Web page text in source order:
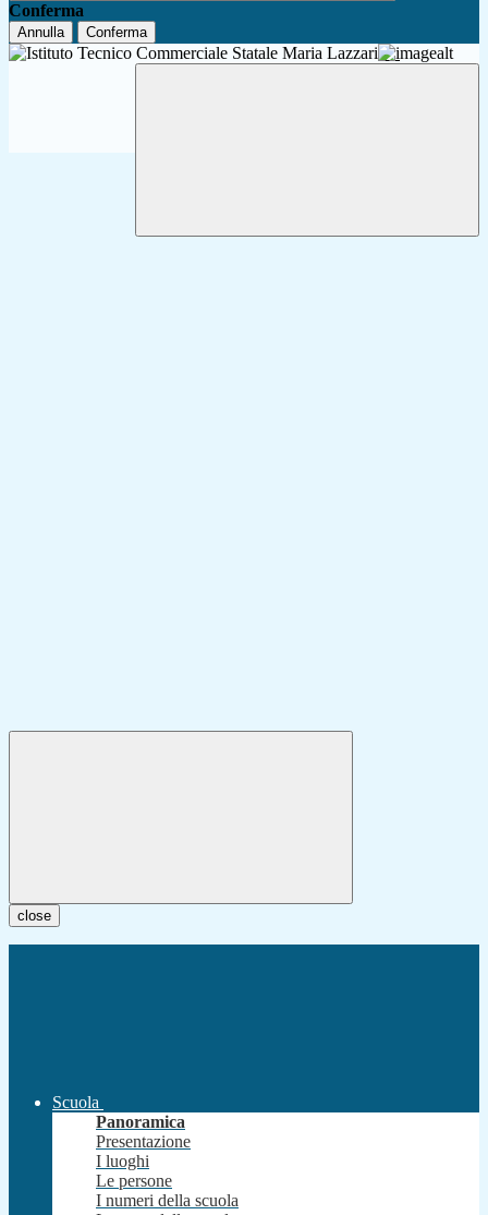
Conferma
Annulla Conferma
close
Scuola
Panoramica
Presentazione
I luoghi
Le persone
I numeri della scuola